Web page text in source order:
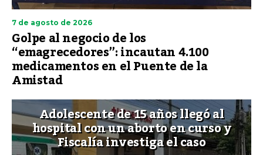
7 de agosto de 2026
Golpe al negocio de los
“emagrecedores”: incautan 4.100
medicamentos en el Puente de la
Amistad
Adolescente de 15 años llegó al
hospital con un aborto en curso y
Fiscalía investiga el caso